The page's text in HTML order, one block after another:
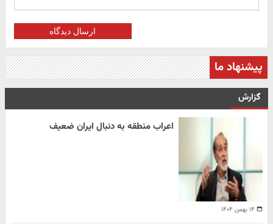
ارسال دیدگاه
پیشنهاد ما
گزارش
۱۴ بهمن ۱۴۰۴
اعراب منطقه به دنبال ایران ضعیف